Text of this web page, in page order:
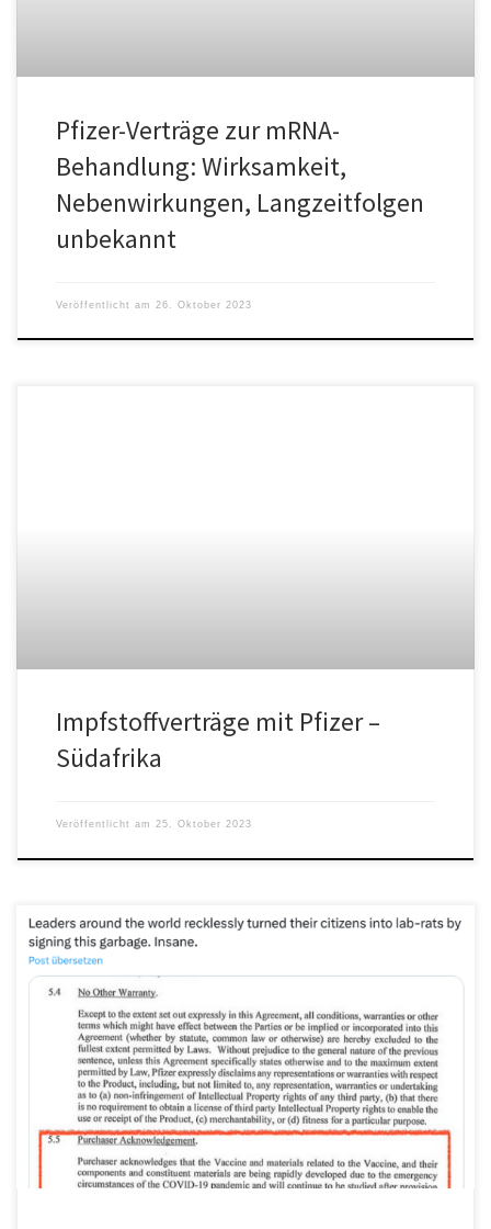
Pfizer-Verträge zur mRNA-
Behandlung: Wirksamkeit,
Nebenwirkungen, Langzeitfolgen
unbekannt
Veröffentlicht am 26. Oktober 2023
Impfstoffverträge mit Pfizer –
Südafrika
Veröffentlicht am 25. Oktober 2023
Pfizer, die Gesundheitsbehörden und die Weltführer haben uns
belogen, als sie sagten, die Coronavirus-Impfstoffe seien sicher
und wirksam. In den […]